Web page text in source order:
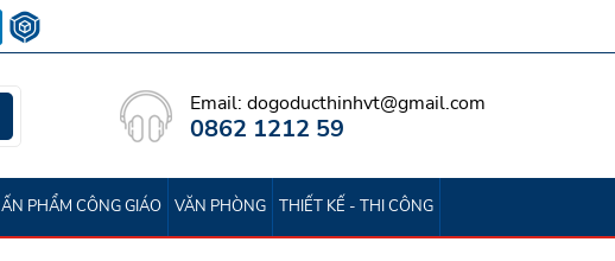
Email: dogoducthinhvt@gmail.com
0862 1212 59
ẤN PHẨM CÔNG GIÁO VĂN PHÒNG THIẾT KẾ - THI CÔNG